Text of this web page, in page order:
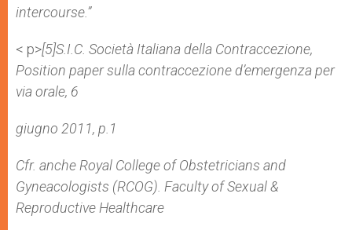
intercourse.”
< p>[5]S.I.C. Società Italiana della Contraccezione,
Position paper sulla contraccezione d’emergenza per
via orale, 6
giugno 2011, p.1
Cfr. anche Royal College of Obstetricians and
Gyneacologists (RCOG). Faculty of Sexual &
Reproductive Healthcare